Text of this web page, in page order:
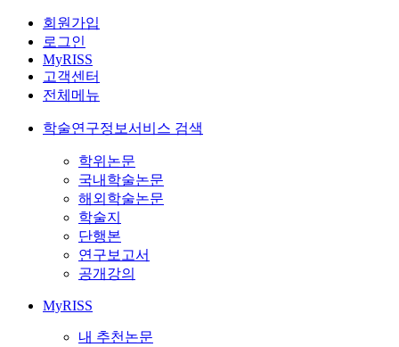
회원가입
로그인
MyRISS
고객센터
전체메뉴
학술연구정보서비스 검색
학위논문
국내학술논문
해외학술논문
학술지
단행본
연구보고서
공개강의
MyRISS
내 추천논문